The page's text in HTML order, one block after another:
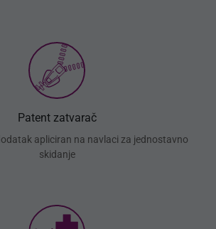
Patent zatvarač
apliciran na navlaci za jednostavno
skidanje